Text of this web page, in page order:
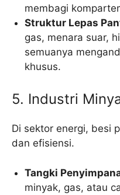
membagi
Struktur Lepas
gas, menara suar,
semuanya
khusus.
5. Industri
Di sektor energi, besi
dan efisiensi.
Tangki
minyak, gas, atau